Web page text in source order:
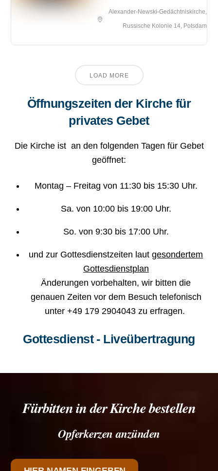
Alexander-Newski-Gedächtniskirche,
Russische Kolonie 14, Potsdam
LOAD MORE
Öffnungszeiten der Kirche für
privates Gebet
Die Kirche ist an den folgenden Tagen für Gebet
geöffnet:
Montag – Freitag von 11:30 bis 15:30 Uhr.
Sa. von 10:00 bis 19:00 Uhr.
So. von 9:30 bis 17:00 Uhr.
und zur Gottesdienstzeiten lautgesondertem
Gottesdienstplan
Änderungen vorbehalten, wir bitten die
genauen Zeiten vor dem Besuch telefonisch
unter +49 179 2904043 zu erfragen.
Gottesdienst - Liveübertragung
Fürbitten in der Kirche bestellen
Opferkerzen anzünden